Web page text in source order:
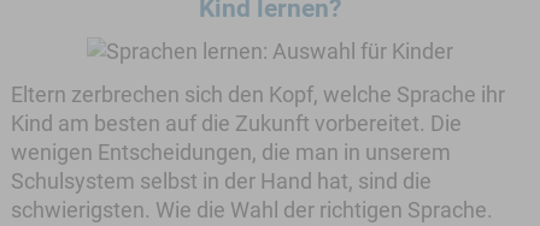
Kind lernen?
Eltern zerbrechen sich den Kopf, welche Sprache ihr
Kind am besten auf die Zukunft vorbereitet. Die
wenigen Entscheidungen, die man in unserem
Schulsystem selbst in der Hand hat, sind die
schwierigsten. Wie die Wahl der richtigen Sprache.